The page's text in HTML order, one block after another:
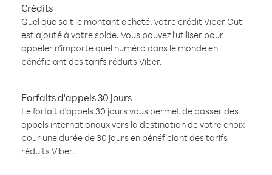
Crédits
Quel que soit le montant acheté, votre crédit Viber Out
est ajouté à votre solde. Vous pouvez l'utiliser pour
appeler n'importe quel numéro dans le monde en
bénéficiant des tarifs réduits Viber.
Forfaits d'appels 30 jours
Le forfait d'appels 30 jours vous permet de passer des
appels internationaux vers la destination de votre choix
pour une durée de 30 jours en bénéficiant des tarifs
réduits Viber.